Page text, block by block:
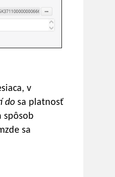
v
do sa platnosť
spôsob
sa